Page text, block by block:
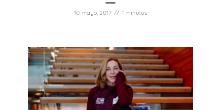
10 mayo, 2017 1 minutos